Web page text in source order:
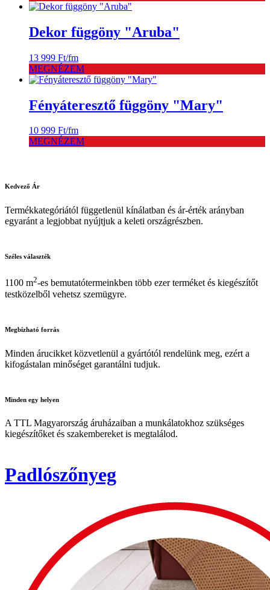
Dekor függöny "Aruba"
13 999 Ft/fm
MEGNÉZEM
Fényáteresztő függöny "Mary"
10 999 Ft/fm
MEGNÉZEM
Kedvező Ár
Termékkategóriától függetlenül kínálatban és ár-érték arányban
egyaránt a legjobbat nyújtjuk a keleti országrészben.
Széles választék
1100 m2-es bemutatótermeinkben több ezer terméket és kiegészítőt
testközelből vehetsz szemügyre.
Megbízható forrás
Minden árucikket közvetlenül a gyártótól rendelünk meg, ezért a
kifogástalan minőséget garantálni tudjuk.
Minden egy helyen
A TTL Magyarország áruházaiban a munkálatokhoz szükséges
kiegészítőket és szakembereket is megtalálod.
Padlószőnyeg